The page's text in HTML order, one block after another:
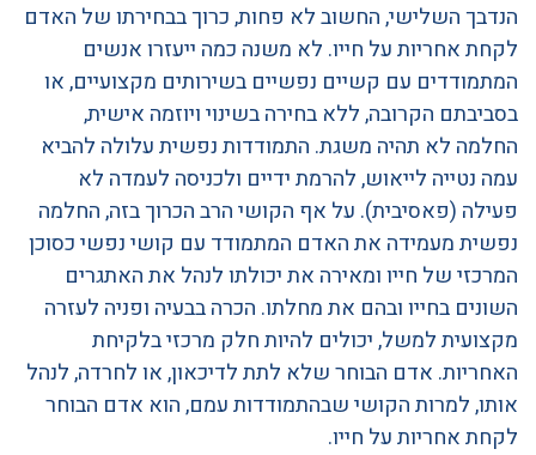
הנדבך השלישי, החשוב לא פחות, כרוך בבחירתו של האדם
לקחת אחריות על חייו. לא משנה כמה ייעזרו אנשים
המתמודדים עם קשיים נפשיים בשירותים מקצועיים, או
בסביבתם הקרובה, ללא בחירה בשינוי ויוזמה אישית,
החלמה לא תהיה משגת. התמודדות נפשית עלולה להביא
עמה נטייה לייאוש, להרמת ידיים ולכניסה לעמדה לא
פעילה (פאסיבית). על אף הקושי הרב הכרוך בזה, החלמה
נפשית מעמידה את האדם המתמודד עם קושי נפשי כסוכן
המרכזי של חייו ומאירה את יכולתו לנהל את האתגרים
השונים בחייו ובהם את מחלתו. הכרה בבעיה ופניה לעזרה
מקצועית למשל, יכולים להיות חלק מרכזי בלקיחת
האחריות. אדם הבוחר שלא לתת לדיכאון, או לחרדה, לנהל
אותו, למרות הקושי שבהתמודדות עמם, הוא אדם הבוחר
לקחת אחריות על חייו.